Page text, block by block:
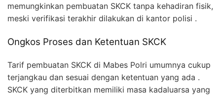
memungkinkan pembuatan SKCK tanpa kehadiran fisik,
meski verifikasi terakhir dilakukan di kantor polisi .
Ongkos Proses dan Ketentuan SKCK
Tarif pembuatan SKCK di Mabes Polri umumnya cukup
terjangkau dan sesuai dengan ketentuan yang ada .
SKCK yang diterbitkan memiliki masa kadaluarsa yang